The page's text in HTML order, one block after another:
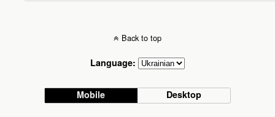
Back to top
Language:
Mobile Desktop